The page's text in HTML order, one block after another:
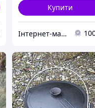
Купити
Інтернет-магазин "В'язання від Lorrilann"